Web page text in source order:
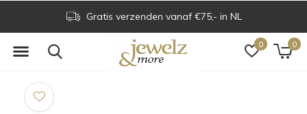
0 0
Gratis verzenden vanaf €75,- in NL